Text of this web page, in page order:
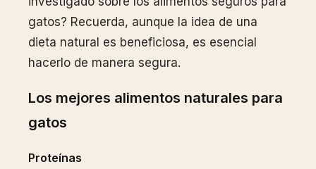
gatos? Recuerda, aunque la idea de una
dieta natural es beneficiosa, es esencial
hacerlo de manera segura.
Los mejores alimentos naturales para
gatos
Proteínas